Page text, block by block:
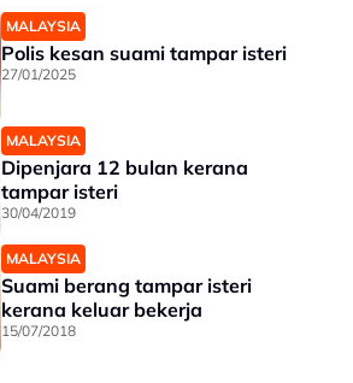
MALAYSIA
Polis kesan suami tampar isteri
27/01/2025
MALAYSIA
Dipenjara 12 bulan kerana
tampar isteri
30/04/2019
MALAYSIA
Suami berang tampar isteri
kerana keluar bekerja
15/07/2018